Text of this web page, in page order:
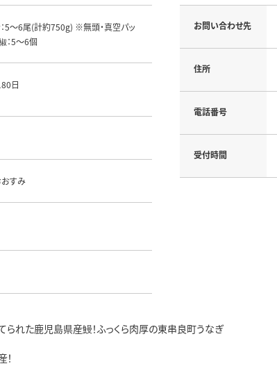
5～6尾(計約750g) ※無頭・真空パッ
：5～6個
日
すみ
お問い合わせ先
住所
電話番号
受付時間
られた鹿児島県産鰻！ふっくら肉厚の東串良町うなぎ